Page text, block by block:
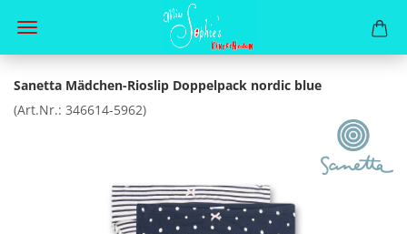
Sanetta Mädchen-Rioslip Doppelpack nordic blue
(Art.Nr.: 346614-5962)